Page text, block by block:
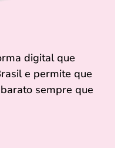
digital que
e permite que
sempre que